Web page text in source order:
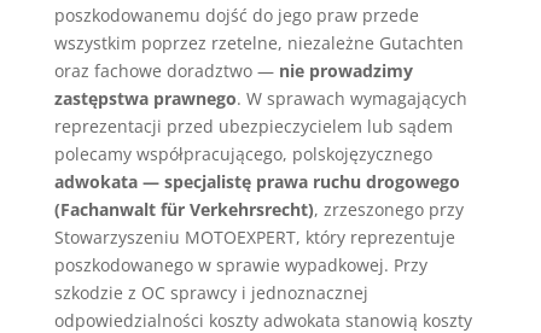
poszkodowanemu dojść do jego praw przede
wszystkim poprzez rzetelne, niezależne Gutachten
oraz fachowe doradztwo — nie prowadzimy
zastępstwa prawnego. W sprawach wymagających
reprezentacji przed ubezpieczycielem lub sądem
polecamy współpracującego, polskojęzycznego
adwokata — specjalistę prawa ruchu drogowego
(Fachanwalt für Verkehrsrecht), zrzeszonego przy
Stowarzyszeniu MOTOEXPERT, który reprezentuje
poszkodowanego w sprawie wypadkowej. Przy
szkodzie z OC sprawcy i jednoznacznej
odpowiedzialności koszty adwokata stanowią koszty